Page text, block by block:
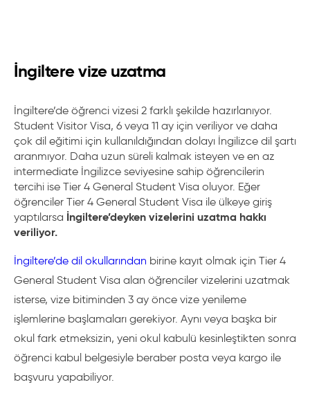
İngiltere vize uzatma
İngiltere’de öğrenci vizesi 2 farklı şekilde hazırlanıyor.
Student Visitor Visa, 6 veya 11 ay için veriliyor ve daha
çok dil eğitimi için kullanıldığından dolayı İngilizce dil şartı
aranmıyor. Daha uzun süreli kalmak isteyen ve en az
intermediate İngilizce seviyesine sahip öğrencilerin
tercihi ise Tier 4 General Student Visa oluyor. Eğer
öğrenciler Tier 4 General Student Visa ile ülkeye giriş
yaptılarsa İngiltere’deyken vizelerini uzatma hakkı
veriliyor.
İngiltere’de dil okullarından birine kayıt olmak için Tier 4
General Student Visa alan öğrenciler vizelerini uzatmak
isterse, vize bitiminden 3 ay önce vize yenileme
işlemlerine başlamaları gerekiyor. Aynı veya başka bir
okul fark etmeksizin, yeni okul kabulü kesinleştikten sonra
öğrenci kabul belgesiyle beraber posta veya kargo ile
başvuru yapabiliyor.